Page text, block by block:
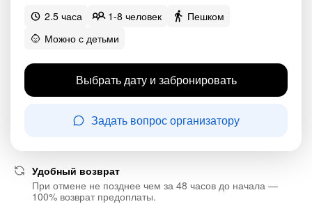
2.5 часа 1-8 человек
Пешком
Можно с детьми
Выбрать дату и забронировать
Задать вопрос организатору
Удобный возврат
При отмене не позднее чем за 48 часов до начала —
100% возврат предоплаты.